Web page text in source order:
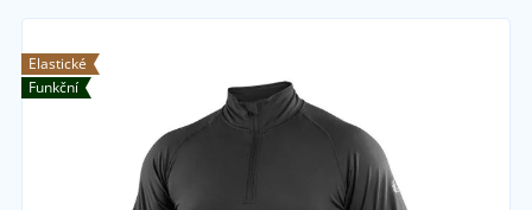
Elastické
Funkční